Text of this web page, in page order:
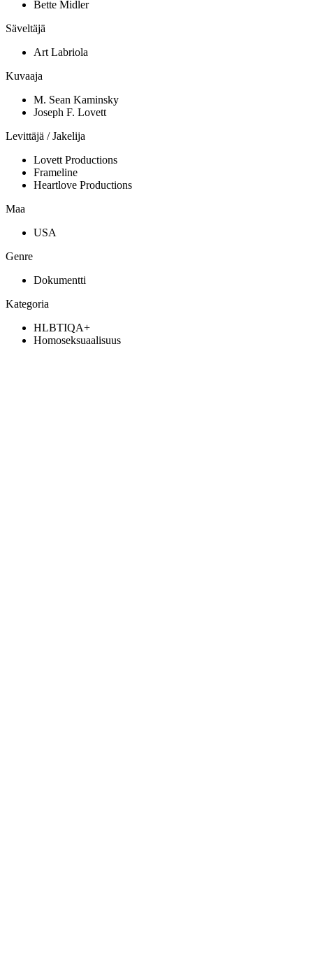
Bette Midler
Säveltäjä
Art Labriola
Kuvaaja
M. Sean Kaminsky
Joseph F. Lovett
Levittäjä / Jakelija
Lovett Productions
Frameline
Heartlove Productions
Maa
USA
Genre
Dokumentti
Kategoria
HLBTIQA+
Homoseksuaalisuus